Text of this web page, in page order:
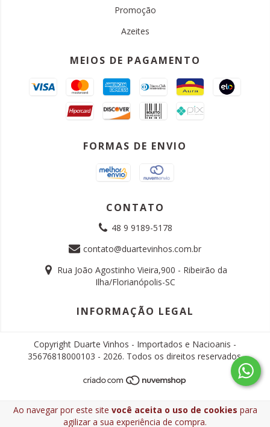
Ao navegar por este site você aceita o uso de cookies para
agilizar a sua experiência de compra.
Promoção
Azeites
MEIOS DE PAGAMENTO
FORMAS DE ENVIO
CONTATO
48 9 9189-5178
contato@duartevinhos.com.br
Rua João Agostinho Vieira,900 - Ribeirão da
Ilha/Florianópolis-SC
INFORMAÇÃO LEGAL
Copyright Duarte Vinhos - Importados e Nacioanis -
35676818000103 - 2026. Todos os direitos reservados.